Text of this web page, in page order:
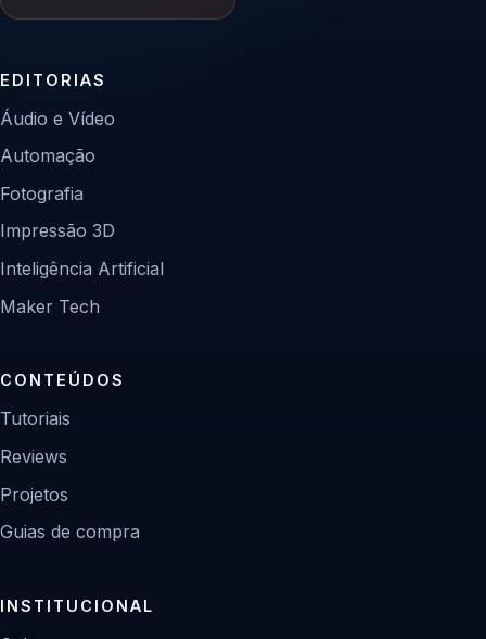
EDITORIAS
Áudio e Vídeo
Automação
Fotografia
Impressão 3D
Inteligência Artificial
Maker Tech
CONTEÚDOS
Tutoriais
Reviews
Projetos
Guias de compra
INSTITUCIONAL